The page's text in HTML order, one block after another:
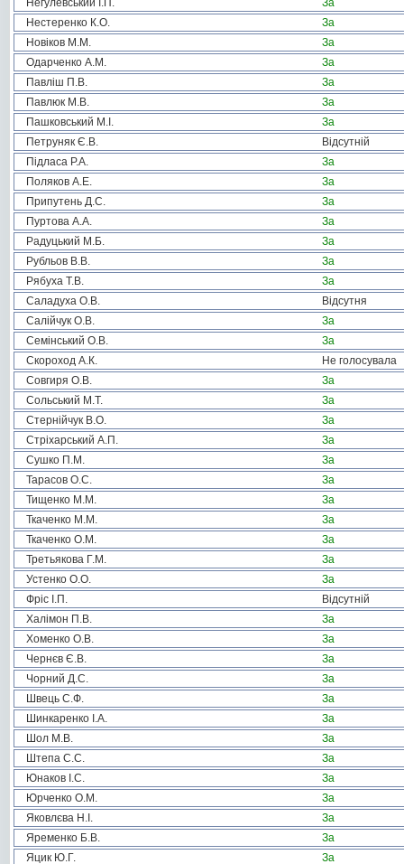
Негулевський І.П.
За
Нестеренко К.О.
За
Новіков М.М.
За
Одарченко А.М.
За
Павліш П.В.
За
Павлюк М.В.
За
Пашковський М.І.
За
Петруняк Є.В.
Відсутній
Підласа Р.А.
За
Поляков А.Е.
За
Припутень Д.С.
За
Пуртова А.А.
За
Радуцький М.Б.
За
Рубльов В.В.
За
Рябуха Т.В.
За
Саладуха О.В.
Відсутня
Салійчук О.В.
За
Семінський О.В.
За
Скороход А.К.
Не голосувала
Совгиря О.В.
За
Сольський М.Т.
За
Стернійчук В.О.
За
Стріхарський А.П.
За
Сушко П.М.
За
Тарасов О.С.
За
Тищенко М.М.
За
Ткаченко М.М.
За
Ткаченко О.М.
За
Третьякова Г.М.
За
Устенко О.О.
За
Фріс І.П.
Відсутній
Халімон П.В.
За
Хоменко О.В.
За
Чернєв Є.В.
За
Чорний Д.С.
За
Швець С.Ф.
За
Шинкаренко І.А.
За
Шол М.В.
За
Штепа С.С.
За
Юнаков І.С.
За
Юрченко О.М.
За
Яковлєва Н.І.
За
Яременко Б.В.
За
Яцик Ю.Г.
За